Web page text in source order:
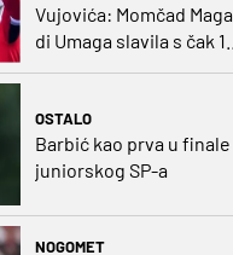
Vujovića: Momčad Maga
di Umaga slavila s čak 12
golova razlike
OSTALO
Barbić kao prva u finale
juniorskog SP-a
NOGOMET